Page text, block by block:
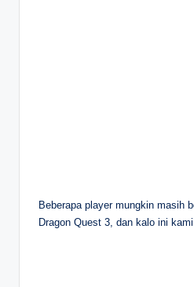
Beberapa player mungkin masih
Dragon Quest 3, dan kalo ini